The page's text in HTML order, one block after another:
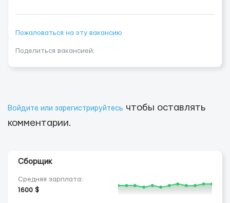
Пожаловаться на эту вакансию
Поделиться вакансией:
Войдите или зарегистрируйтесь чтобы оставлять
комментарии.
Сборщик
Средняя зарплата:
1600 $